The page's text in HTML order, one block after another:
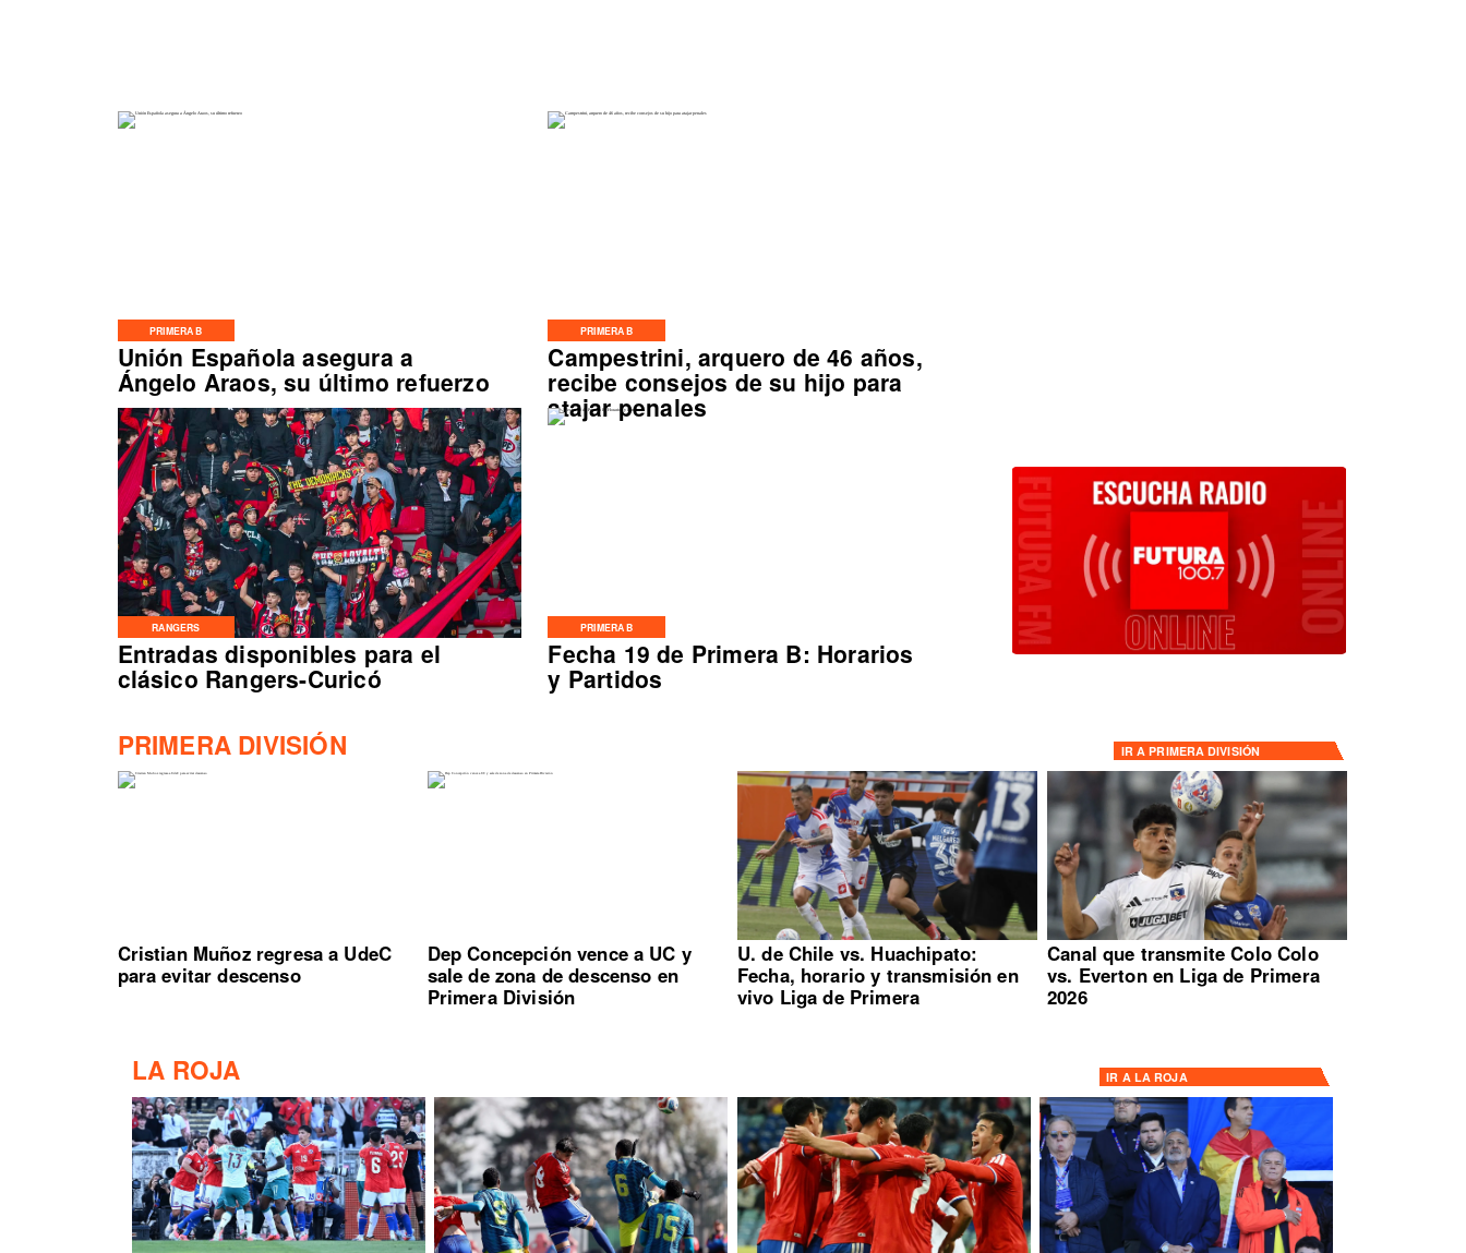
PRIMERA B
Unión Española asegura a
Ángelo Araos, su último refuerzo
PRIMERA B
Campestrini, arquero de 46 años,
recibe consejos de su hijo para
atajar penales
RANGERS
Entradas disponibles para el
clásico Rangers-Curicó
PRIMERA B
Fecha 19 de Primera B: Horarios
y Partidos
PRIMERA DIVISIÓN IR A PRIMERA DIVISIÓN
Cristian Muñoz regresa a UdeC
para evitar descenso
Dep Concepción vence a UC y
sale de zona de descenso en
Primera División
U. de Chile vs. Huachipato:
Fecha, horario y transmisión en
vivo Liga de Primera
Canal que transmite Colo Colo
vs. Everton en Liga de Primera
2026
LA ROJA IR A LA ROJA